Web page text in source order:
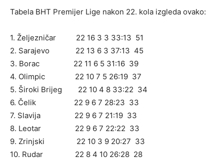
Tabela BHT Premijer Lige nakon 22. kola izgleda ovako:
1. Željezničar 22 16 3 3 33:13 51
2. Sarajevo 22 13 6 3 37:13 45
3. Borac 22 11 6 5 31:16 39
4. Olimpic 22 10 7 5 26:19 37
5. Široki Brijeg 22 10 4 8 33:22 34
6. Čelik 22 9 6 7 28:23 33
7. Slavija 22 9 6 7 21:19 33
8. Leotar 22 9 6 7 22:22 33
9. Zrinjski 22 10 3 9 20:27 33
10. Rudar 22 8 4 10 26:28 28